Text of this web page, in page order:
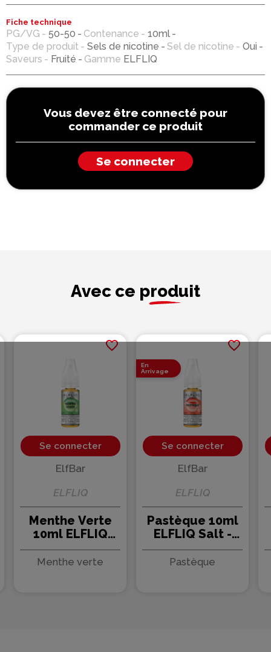
Fiche technique
PG/VG 50-50 Contenance
10ml
Type de produit
Sels de nicotine Sel de nicotine
Oui
Saveurs
Fruité Gamme ELFLIQ
Vous devez être connecté pour
commander ce produit
Se connecter
Avec ce produit
favorite_border
Se connecter
ElfBar
ELFLIQ
Menthe Verte
10ml ELFLIQ
Salt - Elfbar (10
pièces)
Menthe verte
favorite_border
En
Arrivage
Se connecter
ElfBar
ELFLIQ
Pastèque 10ml
ELFLIQ Salt -
Elfbar (10
pièces)
Pastèque